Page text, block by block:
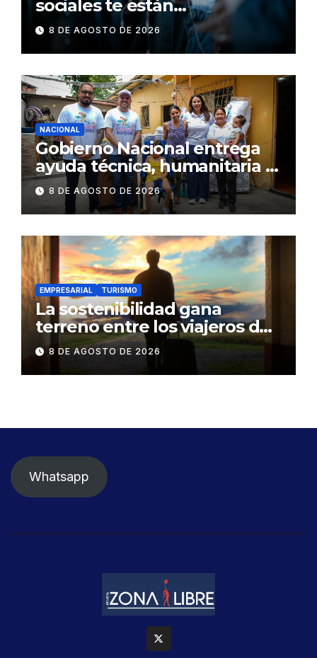
sociales te están
consumiendo
8 DE AGOSTO DE 2026
NACIONAL
Gobierno Nacional entrega
ayuda técnica, humanitaria y
Bono Joaquín Gallegos Lara a
familia en situación de
vulnerabilidad
8 DE AGOSTO DE 2026
EMPRESARIAL TURISMO
La sostenibilidad gana
terreno entre los viajeros de
negocios
8 DE AGOSTO DE 2026
Whatsapp